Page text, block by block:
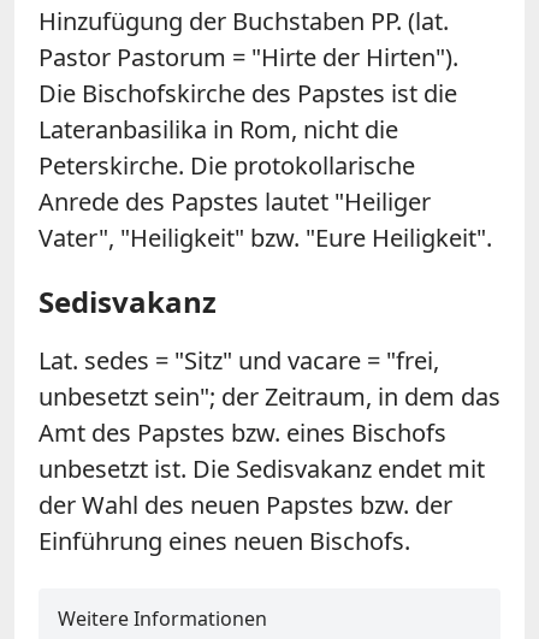
Hinzufügung der Buchstaben PP. (lat.
Pastor Pastorum = "Hirte der Hirten").
Die Bischofskirche des Papstes ist die
Lateranbasilika in Rom, nicht die
Peterskirche. Die protokollarische
Anrede des Papstes lautet "Heiliger
Vater", "Heiligkeit" bzw. "Eure Heiligkeit".
Sedisvakanz
Lat. sedes = "Sitz" und vacare = "frei,
unbesetzt sein"; der Zeitraum, in dem das
Amt des Papstes bzw. eines Bischofs
unbesetzt ist. Die Sedisvakanz endet mit
der Wahl des neuen Papstes bzw. der
Einführung eines neuen Bischofs.
Weitere Informationen